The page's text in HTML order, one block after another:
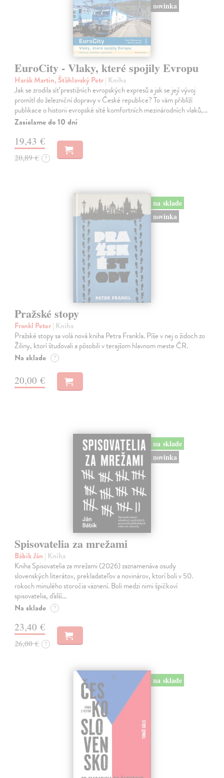
novinka
EuroCity - Vlaky, které spojily Evropu
Harák Martin, Šťáhlavský Petr| Kniha
Jak se zrodila síť prestižních evropských expresů a jak se její vývoj
promítl do železniční dopravy v České republice? To vám přiblíží
publikace o historii evropské sítě komfortních mezinárodních vlaků,…
Zasielame do 10 dní
19,43 €
20,89 € ?
na sklade
novinka
Pražské stopy
Frankl Peter| Kniha
Pražské stopy sa volá nová kniha Petra Frankla. Píše v nej o židoch zo
Žiliny, ktorí študovali a pôsobili v terajšom hlavnom meste ČR.
Na sklade ?
20,00 €
na sklade
novinka
Spisovatelia za mrežami
Bábik Ján | Kniha
Kniha Spisovatelia za mrežami (2026) zaznamenáva osudy
slovenských literátov, prekladateľov a novinárov, ktorí boli v 50.
rokoch minulého storočia väznení. Boli medzi nimi špičkoví
spisovatelia, ďalší…
Na sklade ?
23,40 €
26,00 € ?
na sklade